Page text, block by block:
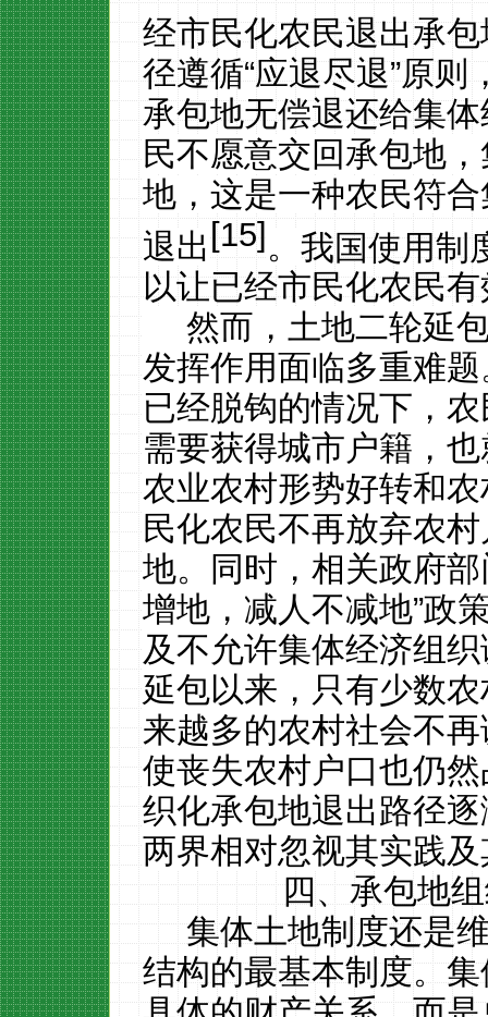
经市民化农民退出承包
径遵循“应退尽退”原则
承包地无偿退还给集
民不愿意交回承包地
地，这是一种农民符
退出[15]。 我国使用制
以让已经市民化农民
然而，土地二轮延
发挥作用面临多重难
已经脱钩的情况下，
需要获得城市户籍，
农业农村形势好转和
民化农民不再放弃农
地。
同时，相关政府
增地，减人不减地”政
及不允许集体经济组
延包以来，只有少数
来越多的农村社会不
使丧失农村户口也仍
织化承包地退出路径
两界相对忽视其实践
四、承包地
集体土地制度还是
结构的最基本制度。